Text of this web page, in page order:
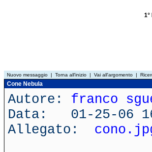
Nuovo messaggio | Torna all'inizio | Vai all'argomento |
Cone Nebula
Autore: franco
Data: 01-25-06
Allegato: